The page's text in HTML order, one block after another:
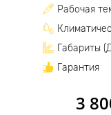
3
Рабочая
Габариты
Гарантия